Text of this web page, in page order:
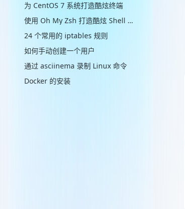
为 CentOS 7 系统打造酷炫终端
使用 Oh My Zsh 打造酷炫 Shell 终端
24 个常用的 iptables 规则
如何手动创建一个用户
通过 asciinema 录制 Linux 命令
Docker 的安装